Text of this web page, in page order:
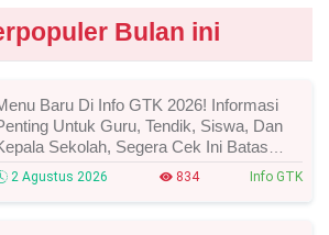
Bulan ini
Baru Di Info GTK 2026! Informasi
Untuk Guru, Tendik, Siswa, Dan
Sekolah, Segera Cek Ini Batas
2 Agustus 2026 834 Info GTK